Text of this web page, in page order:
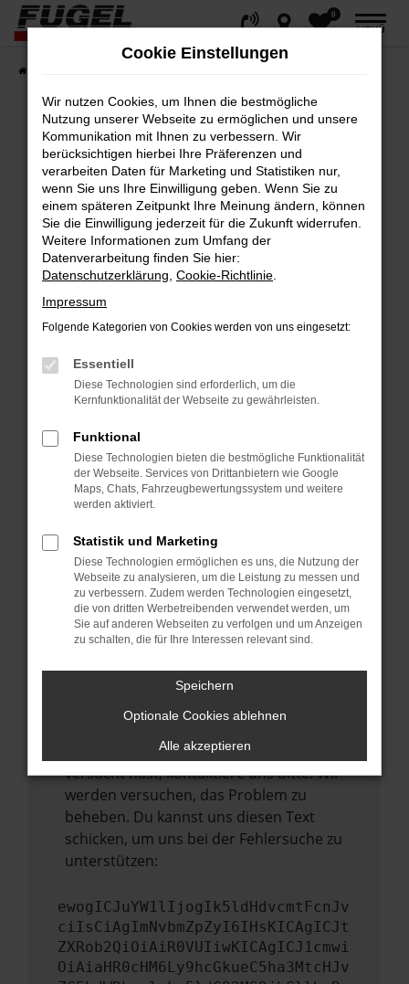
Zum
Hauptinhalt
springen
0
MENÜ
Fehler: Network Error
Beim Laden ist ein Fehler aufgetreten.
Hier sind ein paar Tipps, die dir helfen können:
Überprüfe deine Firewall und deine
Internetverbindung.
Laden andere Webseiten, zum Beispiel
deine Suchmaschine?
Prüfe deine Browsererweiterungen.
Manche Erweiterungen, wie Werbeblocker,
können das Laden bestimmter Seiten
anderen Browser oder in einem privaten
Fenster?
Starte dein Gerät neu.
vorübergehende Probleme zu beheben.
Stelle sicher, dass dein Browser und dein
Betriebssystem auf dem neuesten Stand
sind.
Veraltete Software birgt nicht nur ein
führen, dass bestimmte Funktionen nicht
Wende dich an den Webseitenbetreiber.
Wenn du alle oben genannten Schritte
versucht hast, kontaktiere uns bitte. Wir
werden versuchen, das Problem zu
beheben. Du kannst uns diesen Text
schicken, um uns bei der Fehlersuche zu
unterstützen:
ewogICJuYW1lIjogIk5ldHdvcmtFcnJv
ciIsCiAgImNvbmZpZyI6IHsKICAgICJt
ZXRob2QiOiAiR0VUIiwKICAgICJ1cmwi
OiAiaHR0cHM6Ly9hcGkueC5ha3MtcHJv
Cookie Einstellungen
Wir nutzen Cookies, um Ihnen die bestmögliche
Nutzung unserer Webseite zu ermöglichen und unsere
Kommunikation mit Ihnen zu verbessern. Wir
berücksichtigen hierbei Ihre Präferenzen und
verarbeiten Daten für Marketing und Statistiken nur,
wenn Sie uns Ihre Einwilligung geben. Wenn Sie zu
einem späteren Zeitpunkt Ihre Meinung ändern, können
Sie die Einwilligung jederzeit für die Zukunft widerrufen.
Weitere Informationen zum Umfang der
Datenverarbeitung finden Sie hier:
Datenschutzerklärung Cookie-Richtlinie
Impressum
Folgende Kategorien von Cookies werden von uns eingesetzt:
Essentiell
Diese Technologien sind erforderlich, um die
Kernfunktionalität der Webseite zu gewährleisten.
Funktional
Diese Technologien bieten die bestmögliche Funktionalität
der Webseite. Services von Drittanbietern wie Google
Maps, Chats, Fahrzeugbewertungssystem und weitere
werden aktiviert.
Statistik und Marketing
Diese Technologien ermöglichen es uns, die Nutzung der
Webseite zu analysieren, um die Leistung zu messen und
zu verbessern. Zudem werden Technologien eingesetzt,
die von dritten Werbetreibenden verwendet werden, um
Sie auf anderen Webseiten zu verfolgen und um Anzeigen
zu schalten, die für Ihre Interessen relevant sind.
Speichern
Optionale Cookies ablehnen
Alle akzeptieren